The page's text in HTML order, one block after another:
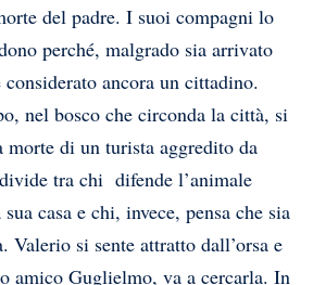
del padre. I suoi compagni lo
perché, malgrado sia arrivato
ancora un cittadino.
nel bosco che circonda la città, si
morte di un turista aggredito da
tra chi difende l’animale
casa e chi, invece, pensa che sia
Valerio si sente attratto dall’orsa e
amico Guglielmo, va a cercarla. In